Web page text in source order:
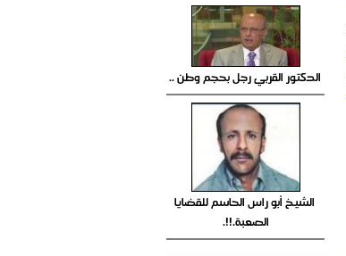
الدكتور القربي رجل بحجم وطن ..
الشيخ أبو راس الحاسم للقضايا
الصعبة.!!.